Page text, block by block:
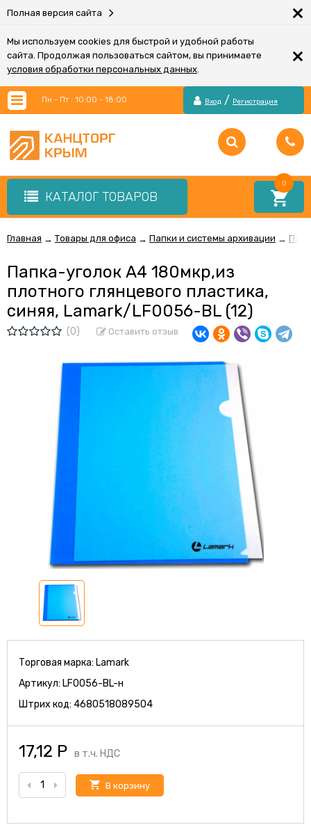
Полная версия сайта ×
Мы используем cookies для быстрой и удобной работы
сайта. Продолжая пользоваться сайтом, вы принимаете
условия обработки персональных данных.
×
Пн - Пт : 10:00 - 18:00 Вход / Регистрация
КАТАЛОГ ТОВАРОВ
0
Главная → Товары для офиса → Папки и системы архивации →
Папка-уголок А4 180мкр,из
плотного глянцевого пластика,
синяя, Lamark/LF0056-BL (12)
(0) Оставить отзыв
Торговая марка: Lamark
Артикул: LF0056-BL-н
Штрих код: 4680518089504
17,12 Р в т.ч. НДС
В корзину